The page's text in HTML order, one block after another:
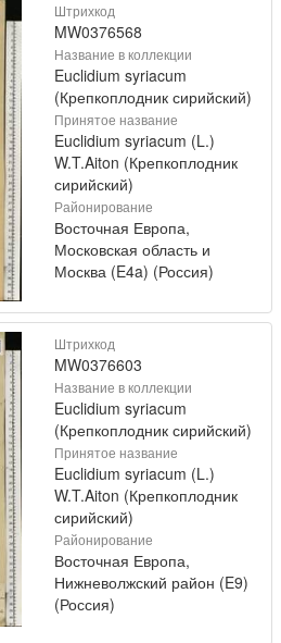
Штрихкод
MW0376568
Название в коллекции
Euclidium syriacum
(Крепкоплодник сирийский)
Принятое название
Euclidium syriacum (L.)
W.T.Aiton (Крепкоплодник
сирийский)
Районирование
Восточная Европа,
Московская область и
Москва (E4a) (Россия)
Штрихкод
MW0376603
Название в коллекции
Euclidium syriacum
(Крепкоплодник сирийский)
Принятое название
Euclidium syriacum (L.)
W.T.Aiton (Крепкоплодник
сирийский)
Районирование
Восточная Европа,
Нижневолжский район (E9)
(Россия)